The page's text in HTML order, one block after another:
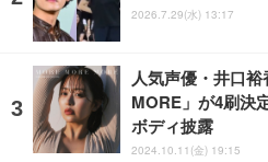
2026.7.29(水) 13:17
人気声優・井口
MORE」が4刷決
ボディ披露
2024.10.11(金) 19:15